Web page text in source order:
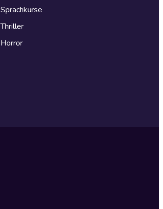
Sprachkurse
Thriller
Horror